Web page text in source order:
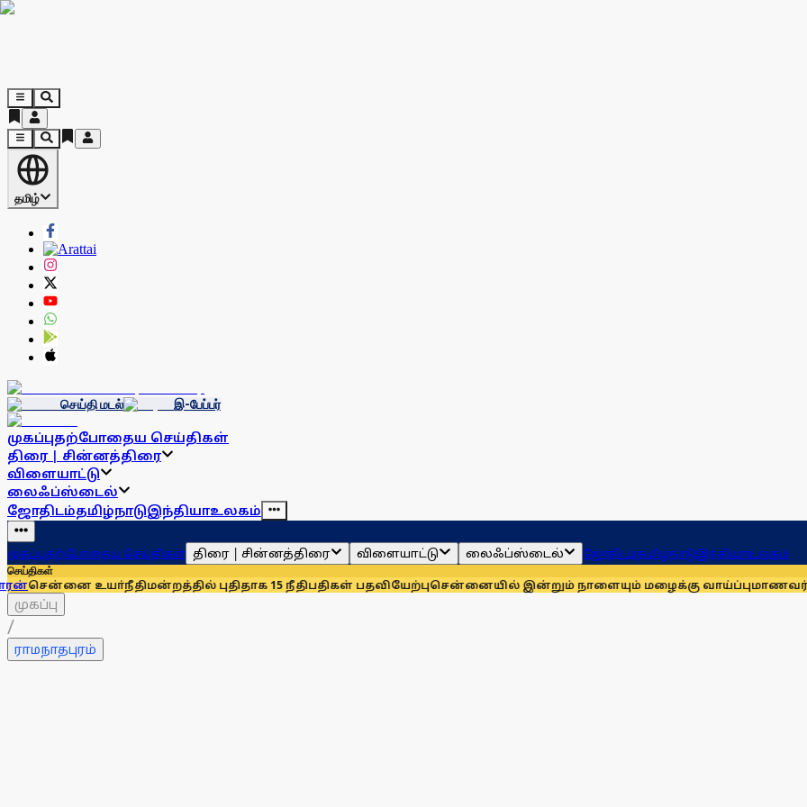
தமிழ்
செய்தி மடல் இ-பேப்பர்
முகப்புதற்போதைய செய்திகள்
திரை | சின்னத்திரை
விளையாட்டு
லைஃப்ஸ்டைல்
ஜோதிடம்தமிழ்நாடுஇந்தியாஉலகம்
முகப்புதற்போதைய செய்திகள் திரை | சின்னத்திரை விளையாட்டு லைஃப்ஸ்டைல் ஜோதிடம்தமிழ்நாடுஇந்தியாஉலகம்
செய்திகள்
உயா்நீதிமன்றத்தில் புதிதாக 15 நீதிபதிகள் பதவியேற்புசென்னையில் இன்றும் நாளையும் மழைக்கு வாய்ப்புமாணவர்களுக்காக
முகப்பு
/
ராமநாதபுரம்